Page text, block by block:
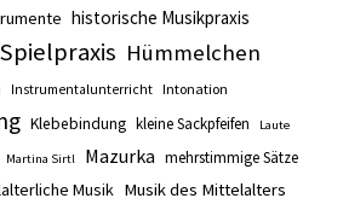
historische Musikpraxis
Hümmelchen
Instrumentalunterricht Intonation
Klebebindung kleine Sackpfeifen Laute
Martina Sirtl Mazurka mehrstimmige Sätze
Musik Musik des Mittelalters